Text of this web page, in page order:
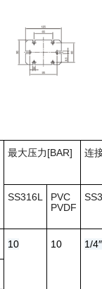
最大压力[BAR] 连
SS316L
PVC
PVDF
10 10 1/